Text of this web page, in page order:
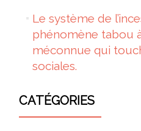
Le système de
phénomène tabou
méconnue qui
sociales.
CATÉGORIES